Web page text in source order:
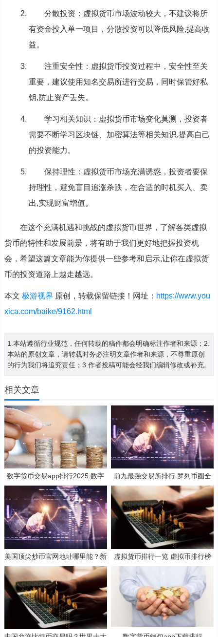
分散投资：虚拟货币市场波动较大，不建议将所
有资金投入单一项目，分散投资可以降低风险,提高收
益。
注重安全性：虚拟货币投资过程中，安全性至关
重要，建议使用知名交易所进行交易，同时保管好私
钥,防止资产丢失。
学习相关知识：虚拟货币市场变化莫测，投资者
需要不断学习区块链、加密算法等相关知识,提高自己
的投资能力。
保持理性：虚拟货币市场充满诱惑，投资者要保
持理性，避免盲目追涨杀跌，在合适的时机买入、卖
出,实现财富增值。
在这个充满机遇和挑战的虚拟货币世界，了解各类虚拟
货币的特性和发展前景，将有助于我们更好地把握投资机
会，希望这篇文章能为你提供一些参考和启示,让你在虚拟货
币的投资道路上越走越远。
本文 极游视界 原创，转载保留链接！网址： https://www.you
xica.com/baike/9162.html
1.本站遵循行业规范，任何转载的稿件都会明确标注作者和来源；2.
本站的原创文章，请转载时务必注明文章作者和来源，不尊重原创
的行为我们将追究责任；3.作者投稿可能会经我们编辑修改或补充。
相关文章
数字货币交易app排行2025 数字
货币交易app哪个最好
前九最强交易所排行 罗列币圈全
球9大交易所
美国顶尖炒币官网地址哪里能？新
加坡正规炒币交易平台榜单一览
虚拟货币排行一览 虚拟币排行榜
一览